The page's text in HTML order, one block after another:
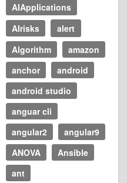
AIApplications
AIrisks
alert
Algorithm
amazon
anchor
android
android studio
anguar cli
angular2
angular9
ANOVA
Ansible
ant